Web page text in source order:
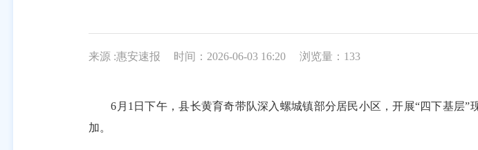
来源 :惠安速报 时间：2026-06-03 16:20 浏览量： 133
6月1日下午，县长黄育奇带队深入螺城镇部分居民小区，开展“四下基层”
加。